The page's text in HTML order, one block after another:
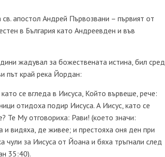
апостол Андрей Първозвани – първият от
в България като Андреевден и във
жадувал за божествената истина, бил сред
път край река Йордан:
се вгледа в Иисуса, Който вървеше, рече:
отидоха подир Иисуса. А Иисус, като се
Те Му отговориха: Рави! (което значи:
видяха, де живее; и престояха оня ден при
за Иисуса от Йоана и бяха тръгнали след
35:40).